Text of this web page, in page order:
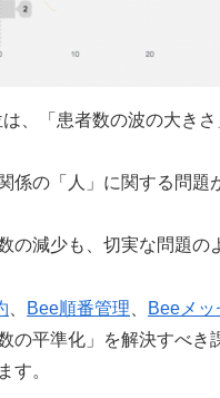
、「患者数の波の大きさ
係の「人」に関する問題
の減少も、切実な問題の
Bee順番管理
Beeメッ
の平準化」を解決すべき
す。